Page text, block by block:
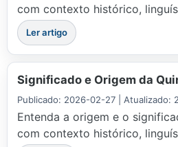
com contexto histórico,
Ler artigo
Significado e Origem da
Publicado: 2026-02-27 | Atualizado:
Entenda a origem e o
com contexto histórico,